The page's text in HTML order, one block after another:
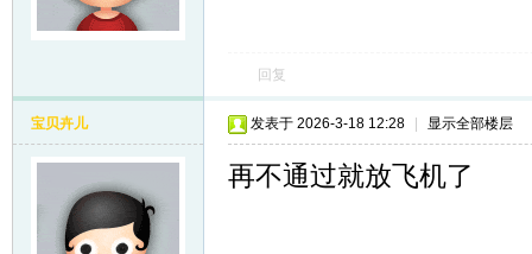
回复
宝贝卉儿 发表于 2026-3-18 12:28 显示全部楼层
再不通过就放飞机了